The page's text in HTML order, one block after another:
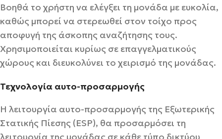
Βοηθά το χρήστη να ελέγξει τη μονάδα με ευκολία,
καθώς μπορεί να στερεωθεί στον τοίχο προς
αποφυγή της άσκοπης αναζήτησης τους.
Χρησιμοποιείται κυρίως σε επαγγελματικούς
χώρους και διευκολύνει το χειρισμό της μονάδας.
Τεχνολογία αυτο-προσαρμογής
Η λειτουργία αυτο-προσαρμογής της Εξωτερικής
Στατικής Πίεσης (ESP), θα προσαρμόσει τη